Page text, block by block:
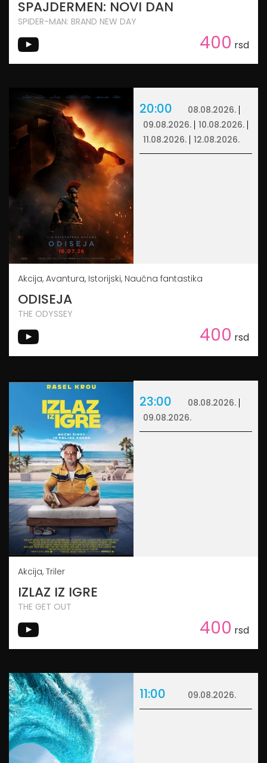
SPAJDERMEN: NOVI DAN
SPIDER-MAN: BRAND NEW DAY
400 rsd
20:00
08.08.2026.
09.08.2026.
10.08.2026.
11.08.2026.
12.08.2026.
Akcija, Avantura, Istorijski, Naučna fantastika
ODISEJA
THE ODYSSEY
400 rsd
23:00
08.08.2026.
09.08.2026.
Akcija, Triler
IZLAZ IZ IGRE
THE GET OUT
400 rsd
11:00 09.08.2026.